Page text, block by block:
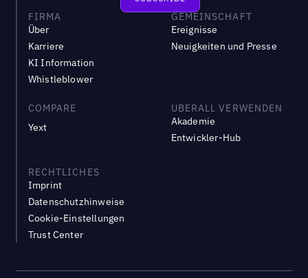
FIRMA
Über
Karriere
KI Information
Whistleblower
GEMEINSCHAFT
Ereignisse
Neuigkeiten und Presse
COMPARE
Yext
UBERALL VERWENDEN
Akademie
Entwickler-Hub
RECHTLICHES
Imprint
Datenschutzhinweise
Cookie-Einstellungen
Trust Center